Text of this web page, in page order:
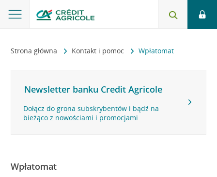
Strona główna Kontakt i pomoc Wpłatomat
Newsletter banku Credit Agricole
Dołącz do grona subskrybentów i bądź na
bieżąco z nowościami i promocjami
Wpłatomat